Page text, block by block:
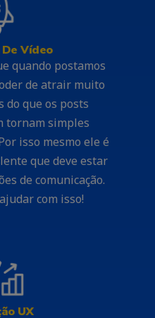
Vídeo
quando postamos
de atrair muito
do que os posts
tornam simples
isso mesmo ele é
que deve estar
de comunicação.
com isso!
UX